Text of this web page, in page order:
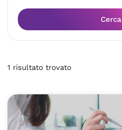
Cerca
1 risultato trovato